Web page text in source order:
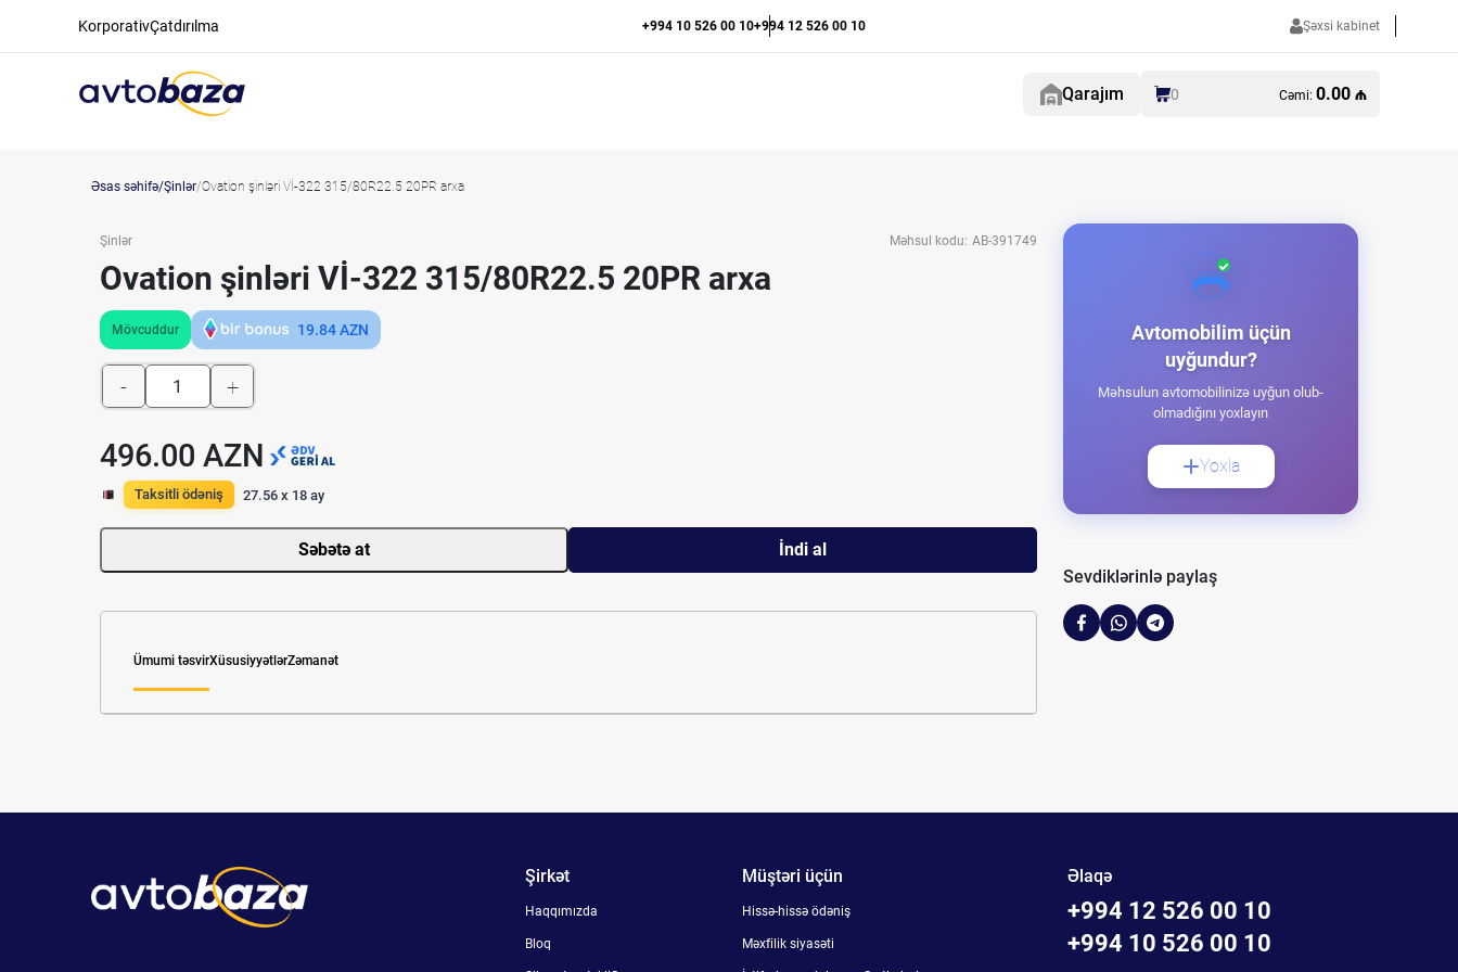
KorporativÇatdırılma +994 10 526 00 10+994 12 526 00 10 Şəxsi kabinet
Qarajım 0 Cəmi: 0.00 ₼
Əsas səhifə Şinlər Ovation şinləri Vİ-322 315/80R22.5 20PR arxa
Şinlər Məhsul kodu: AB-391749
Ovation şinləri Vİ-322 315/80R22.5 20PR arxa
Mövcuddur 19.84AZN
- +
496.00 AZN
Taksitli ödəniş 27.56 x 18 ay
Səbətə at İndi al
Ümumi təsvirXüsusiyyətlərZəmanət
Avtomobilim üçün
uyğundur?
Məhsulun avtomobilinizə uyğun olub-
olmadığını yoxlayın
Yoxla
Sevdiklərinlə paylaş
Şirkət
Haqqımızda
Bloq
Müştəri üçün
Hissə-hissə ödəniş
Məxfilik siyasəti
Əlaqə
+994 12 526 00 10
+994 10 526 00 10